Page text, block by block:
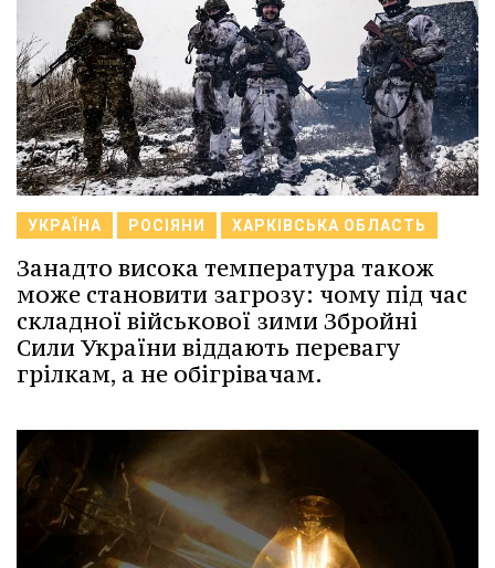
УКРАЇНА РОСІЯНИ ХАРКІВСЬКА ОБЛАСТЬ
Занадто висока температура також
може становити загрозу: чому під час
складної військової зими Збройні
Сили України віддають перевагу
грілкам, а не обігрівачам.